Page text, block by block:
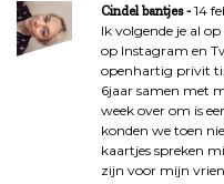
Cindel bantjes
14
Ik volgende je al
op Instagram en
openhartig privit
6jaar samen met
week over om is
konden we toen
kaartjes spreken
zijn voor mijn